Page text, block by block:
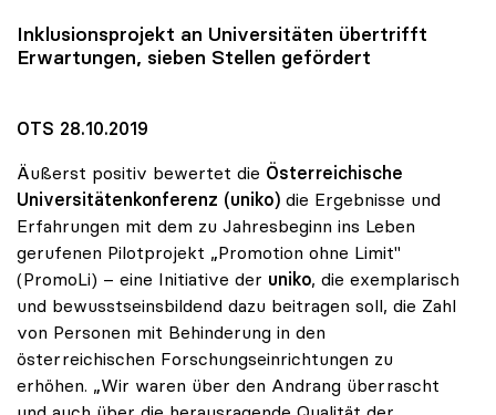
Inklusionsprojekt an Universitäten übertrifft
Erwartungen, sieben Stellen gefördert
OTS 28.10.2019
Äußerst positiv bewertet die Österreichische
Universitätenkonferenz (uniko) die Ergebnisse und
Erfahrungen mit dem zu Jahresbeginn ins Leben
gerufenen Pilotprojekt „Promotion ohne Limit"
(PromoLi) – eine Initiative der uniko, die exemplarisch
und bewusstseinsbildend dazu beitragen soll, die Zahl
von Personen mit Behinderung in den
österreichischen Forschungseinrichtungen zu
erhöhen. „Wir waren über den Andrang überrascht